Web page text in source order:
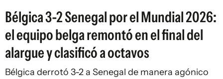
Bélgica 3-2 Senegal por el Mundial 2026:
el equipo belga remontó en el final del
alargue y clasificó a octavos
Bélgica derrotó 3-2 a Senegal de manera agónico